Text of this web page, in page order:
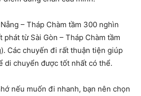
– Tháp Chàm tầm 300 nghìn
phát từ Sài Gòn – Tháp Chàm tầm
Các chuyến đi rất thuận tiện giúp
di chuyển được tốt nhất có thể.
nếu muốn đi nhanh, bạn nên chọn